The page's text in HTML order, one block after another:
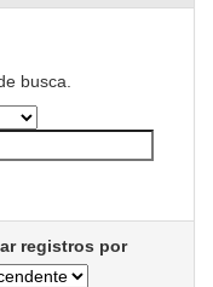
busca.
registros por